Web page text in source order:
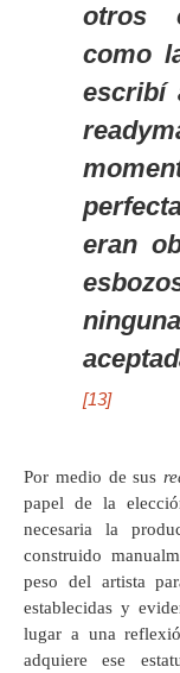
otros
como
escribí
eran
[13]
Por medio de sus
papel de la
necesaria la
construido
peso del artista
establecidas y
lugar a una
adquiere ese